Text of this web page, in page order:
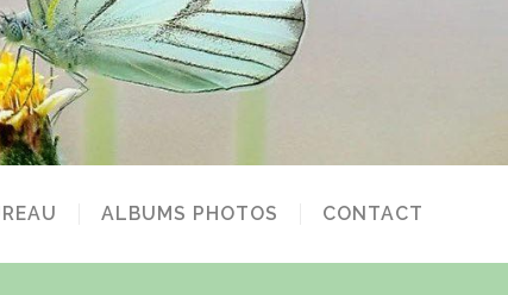
ALBUMS PHOTOS CONTACT